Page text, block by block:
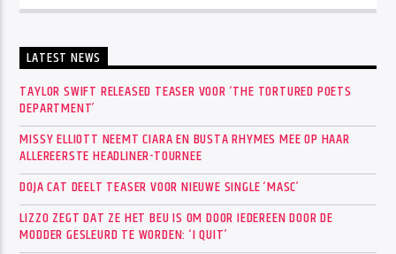
LATEST NEWS
TAYLOR SWIFT RELEASED TEASER VOOR ‘THE TORTURED POETS
DEPARTMENT’
MISSY ELLIOTT NEEMT CIARA EN BUSTA RHYMES MEE OP HAAR
ALLEREERSTE HEADLINER-TOURNEE
DOJA CAT DEELT TEASER VOOR NIEUWE SINGLE ‘MASC’
LIZZO ZEGT DAT ZE HET BEU IS OM DOOR IEDEREEN DOOR DE
MODDER GESLEURD TE WORDEN: ‘I QUIT’